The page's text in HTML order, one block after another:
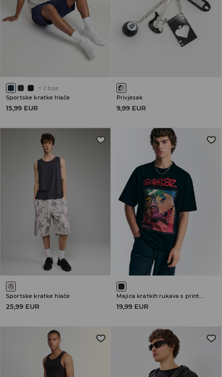
+ 2 boje
Sportske kratke hlače
15,99 EUR
Privjesak
9,99 EUR
Sportske kratke hlače
25,99 EUR 19,99 EUR